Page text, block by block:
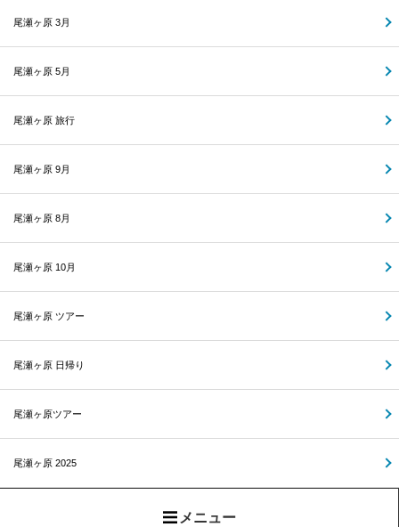
尾瀬ヶ原 3月
尾瀬ヶ原 5月
尾瀬ヶ原 旅行
尾瀬ヶ原 9月
尾瀬ヶ原 8月
尾瀬ヶ原 10月
尾瀬ヶ原 ツアー
尾瀬ヶ原 日帰り
尾瀬ヶ原ツアー
尾瀬ヶ原 2025
メニュー